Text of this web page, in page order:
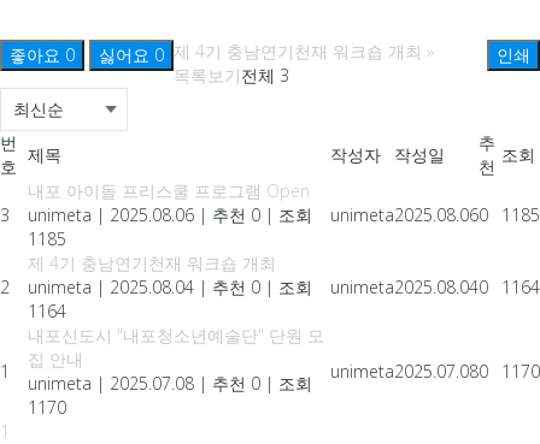
좋아요 0 싫어요 0 인쇄
제 4기 충남연기천재 워크숍 개최 »
목록보기전체 3
번
호
제목 작성자 작성일
추
천
조회
3
내포 아이돌 프리스쿨 프로그램 Open
unimeta | 2025.08.06 | 추천 0 | 조회
1185
unimeta2025.08.060 1185
2
제 4기 충남연기천재 워크숍 개최
unimeta | 2025.08.04 | 추천 0 | 조회
1164
unimeta2025.08.040 1164
1
내포신도시 "내포청소년예술단" 단원 모
집 안내
unimeta | 2025.07.08 | 추천 0 | 조회
1170
unimeta2025.07.080 1170
1